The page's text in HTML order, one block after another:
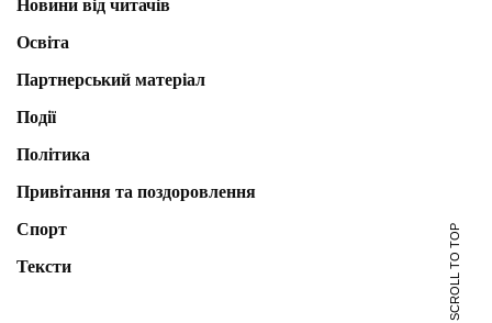
Новини від читачів
Освіта
Партнерський матеріал
Події
Політика
Привітання та поздоровлення
Спорт
Тексти
SCROLL TO TOP